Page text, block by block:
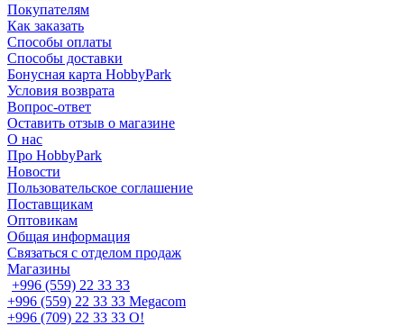
Покупателям
Как заказать
Способы оплаты
Способы доставки
Бонусная карта HobbyPark
Условия возврата
Вопрос-ответ
Оставить отзыв о магазине
О нас
Про HobbyPark
Новости
Пользовательское соглашение
Поставщикам
Оптовикам
Общая информация
Связаться с отделом продаж
Магазины
+996 (559) 22 33 33
+996 (559) 22 33 33 Megacom
+996 (709) 22 33 33 O!